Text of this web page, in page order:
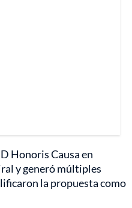
Honoris Causa en
y generó múltiples
la propuesta como